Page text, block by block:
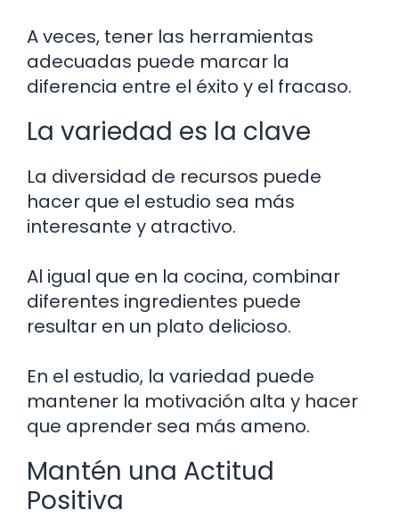
A veces, tener las herramientas
adecuadas puede marcar la
diferencia entre el éxito y el fracaso.
La variedad es la clave
La diversidad de recursos puede
hacer que el estudio sea más
interesante y atractivo.
Al igual que en la cocina, combinar
diferentes ingredientes puede
resultar en un plato delicioso.
En el estudio, la variedad puede
mantener la motivación alta y hacer
que aprender sea más ameno.
Mantén una Actitud
Positiva